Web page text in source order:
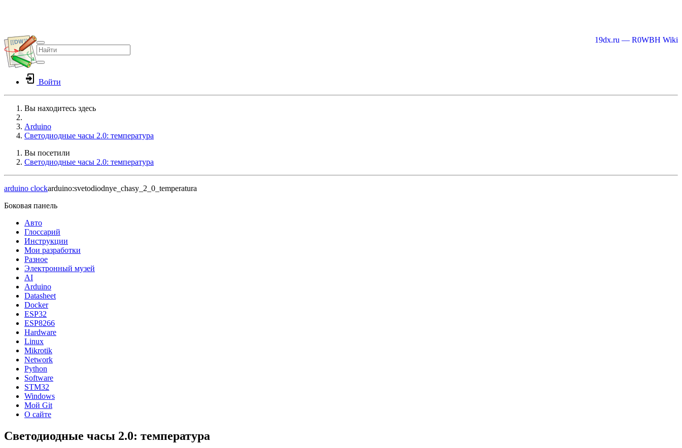
19dx.ru — R0WBH Wiki
Войти
Вы находитесь здесь
Arduino
Светодиодные часы 2.0: температура
Вы посетили
Светодиодные часы 2.0: температура
arduino clockarduino:svetodiodnye_chasy_2_0_temperatura
Боковая панель
Авто
Глоссарий
Инструкции
Мои разработки
Разное
Электронный музей
AI
Arduino
Datasheet
Docker
ESP32
ESP8266
Hardware
Linux
Mikrotik
Network
Python
Software
STM32
Windows
Мой Git
О сайте
Светодиодные часы 2.0: температура